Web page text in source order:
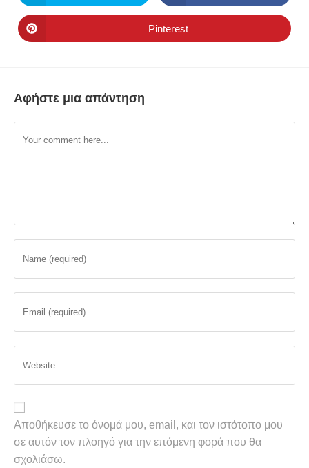
Pinterest
Αφήστε μια απάντηση
Αποθήκευσε το όνομά μου, email, και τον ιστότοπο μου
σε αυτόν τον πλοηγό για την επόμενη φορά που θα
σχολιάσω.